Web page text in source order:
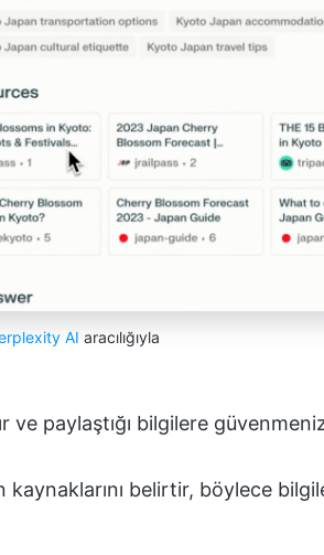
AI aracılığıyla
ve paylaştığı bilgilere
kaynaklarını belirtir, böylece